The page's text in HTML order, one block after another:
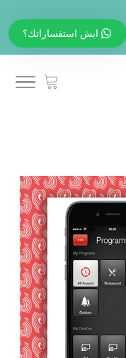
ايش استفساراتك؟